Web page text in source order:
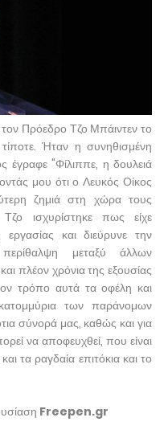
Πρόεδρο Τζο Μπάιντεν το
Ήταν η συνηθισμένη
έγραφε "Φίλιππε, η δουλειά
μου ότι ο Λευκός Οίκος
ζημιά στη χώρα τους
ισχυρίστηκε πως είχε
εργασίας και διεύρυνε την
μεταξύ άλλων
πλέον χρόνια της εξουσίας
τρόπο αυτά τα οφέλη και
των παράνομων
σύνορά μας, καθώς και για
να αποφευχθεί, που είναι
τα ραγδαία επιτόκια και το
Freepen.gr